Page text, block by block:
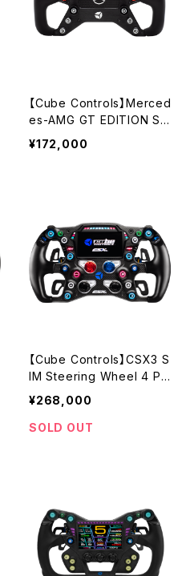
【Cube Controls】Merced
es-AMG GT EDITION SI
M Wheel／USB Q-conn
＆Wireless Dual Connec
¥172,000
【Cube Controls】CSX3 S
IM Steering Wheel 4 Pa
ddle / Q-conn磁気USBケ
ーブル
¥268,000
SOLD OUT